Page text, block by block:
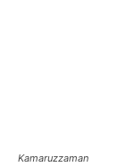
Kamaruzzaman